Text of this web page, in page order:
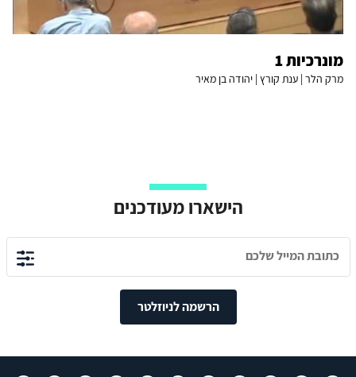
מונרכיות 1
מרק הלר | ענת קורץ | יהודה בן מאיר
הישארו מעודכנים
הרשמה לניוזלטר